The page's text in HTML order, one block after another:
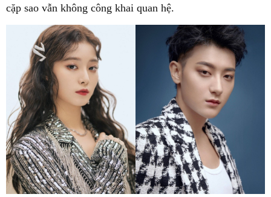
cặp sao vẫn không công khai quan hệ.